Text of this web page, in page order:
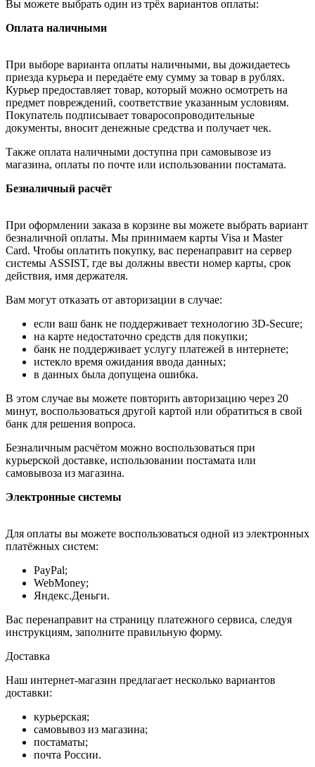
Вы можете выбрать один из трёх вариантов оплаты:
Оплата наличными
При выборе варианта оплаты наличными, вы дожидаетесь
приезда курьера и передаёте ему сумму за товар в рублях.
Курьер предоставляет товар, который можно осмотреть на
предмет повреждений, соответствие указанным условиям.
Покупатель подписывает товаросопроводительные
документы, вносит денежные средства и получает чек.
Также оплата наличными доступна при самовывозе из
магазина, оплаты по почте или использовании постамата.
Безналичный расчёт
При оформлении заказа в корзине вы можете выбрать вариант
безналичной оплаты. Мы принимаем карты Visa и Master
Card. Чтобы оплатить покупку, вас перенаправит на сервер
системы ASSIST, где вы должны ввести номер карты, срок
действия, имя держателя.
Вам могут отказать от авторизации в случае:
если ваш банк не поддерживает технологию 3D-Secure;
на карте недостаточно средств для покупки;
банк не поддерживает услугу платежей в интернете;
истекло время ожидания ввода данных;
в данных была допущена ошибка.
В этом случае вы можете повторить авторизацию через 20
минут, воспользоваться другой картой или обратиться в свой
банк для решения вопроса.
Безналичным расчётом можно воспользоваться при
курьерской доставке, использовании постамата или
самовывоза из магазина.
Электронные системы
Для оплаты вы можете воспользоваться одной из электронных
платёжных систем:
PayPal;
WebMoney;
Яндекс.Деньги.
Вас перенаправит на страницу платежного сервиса, следуя
инструкциям, заполните правильную форму.
Доставка
Наш интернет-магазин предлагает несколько вариантов
доставки:
курьерская;
самовывоз из магазина;
постаматы;
почта России.